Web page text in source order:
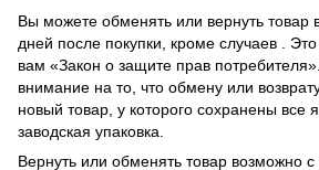
Вы можете обменять или вернуть товар
дней после покупки, кроме случаев .
вам «Закон о защите прав
внимание на то, что обмену или
новый товар, у которого сохранены все
заводская упаковка.
Вернуть или обменять товар возможно